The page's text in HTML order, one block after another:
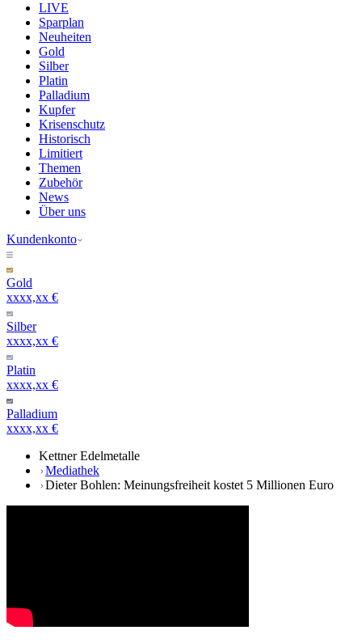
LIVE
Sparplan
Neuheiten
Gold
Silber
Platin
Palladium
Kupfer
Krisenschutz
Historisch
Limitiert
Themen
Zubehör
News
Über uns
Kundenkonto
Gold
xxxx,xx €
Silber
xxxx,xx €
Platin
xxxx,xx €
Palladium
xxxx,xx €
Kettner Edelmetalle
Mediathek
Dieter Bohlen: Meinungsfreiheit kostet 5 Millionen Euro